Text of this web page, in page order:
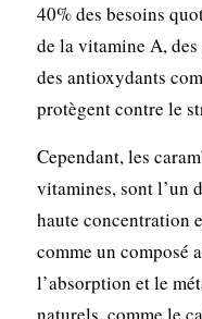
40% des besoins
de la vitamine A,
des antioxydants
protègent contre le
Cependant, les
vitamines, sont l’un
haute concentration
comme un
l’absorption et le